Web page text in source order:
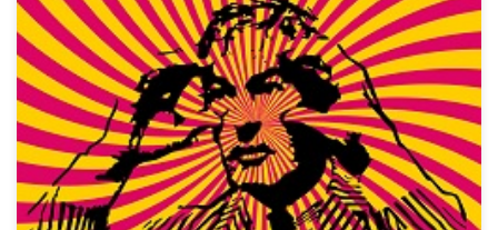
El psicólogo Timothy Leary (1922-1996) fue una de las figuras más
relevantes de eso que se dio en llamar la contracultura y del
movimiento hippie, si bien a este último llegó más bien empujado
por las circunstancias. Fue uno de los pioneros (en ningún caso el
primero de ellos) en […]